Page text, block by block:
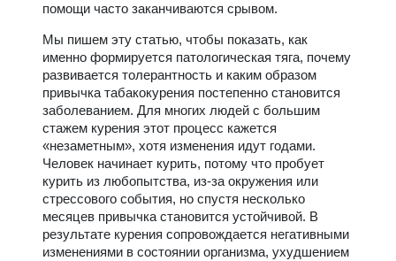
помощи часто заканчиваются срывом.
Мы пишем эту статью, чтобы показать, как
именно формируется патологическая тяга, почему
развивается толерантность и каким образом
привычка табакокурения постепенно становится
заболеванием. Для многих людей с большим
стажем курения этот процесс кажется
«незаметным», хотя изменения идут годами.
Человек начинает курить, потому что пробует
курить из любопытства, из-за окружения или
стрессового события, но спустя несколько
месяцев привычка становится устойчивой. В
результате курения сопровождается негативными
изменениями в состоянии организма, ухудшением